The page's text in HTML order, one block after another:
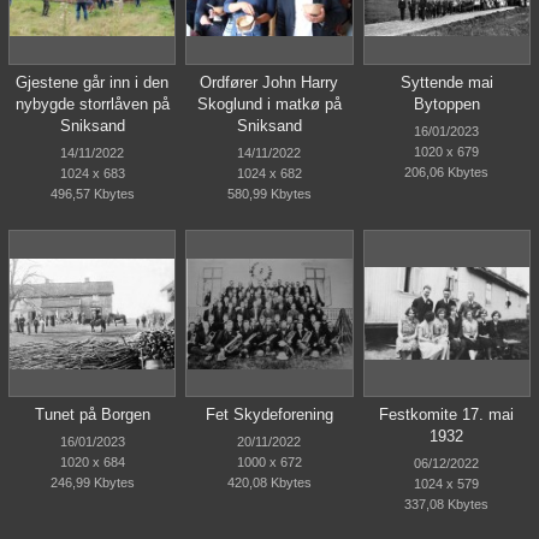
Gjestene går inn i den
nybygde storrlåven på
Sniksand
14/11/2022
1024 x 683
496,57 Kbytes
Ordfører John Harry
Skoglund i matkø på
Sniksand
14/11/2022
1024 x 682
580,99 Kbytes
Syttende mai
Bytoppen
16/01/2023
1020 x 679
206,06 Kbytes
Tunet på Borgen
16/01/2023
1020 x 684
246,99 Kbytes
Fet Skydeforening
20/11/2022
1000 x 672
420,08 Kbytes
Festkomite 17. mai
1932
06/12/2022
1024 x 579
337,08 Kbytes